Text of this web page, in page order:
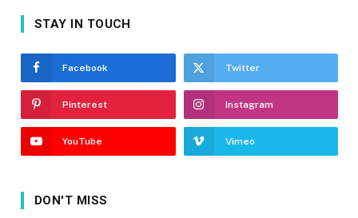
STAY IN TOUCH
Facebook Twitter
Pinterest Instagram
YouTube Vimeo
DON'T MISS